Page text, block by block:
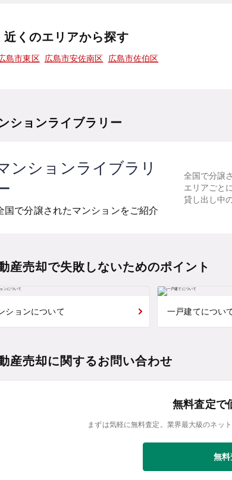
近くのエリアから探す
島市東区 広島市安佐南区 広島市佐伯区
ションライブラリー
ンションライブラリ
国で分譲されたマンションをご紹介
全国で分譲
エリアごと
貸し出し中
産売却で失敗しないためのポイント
ションについて 一戸建てについ
産売却に関するお問い合わせ
無料査定で
まずは気軽に無料査定。業界最大級のネッ
無